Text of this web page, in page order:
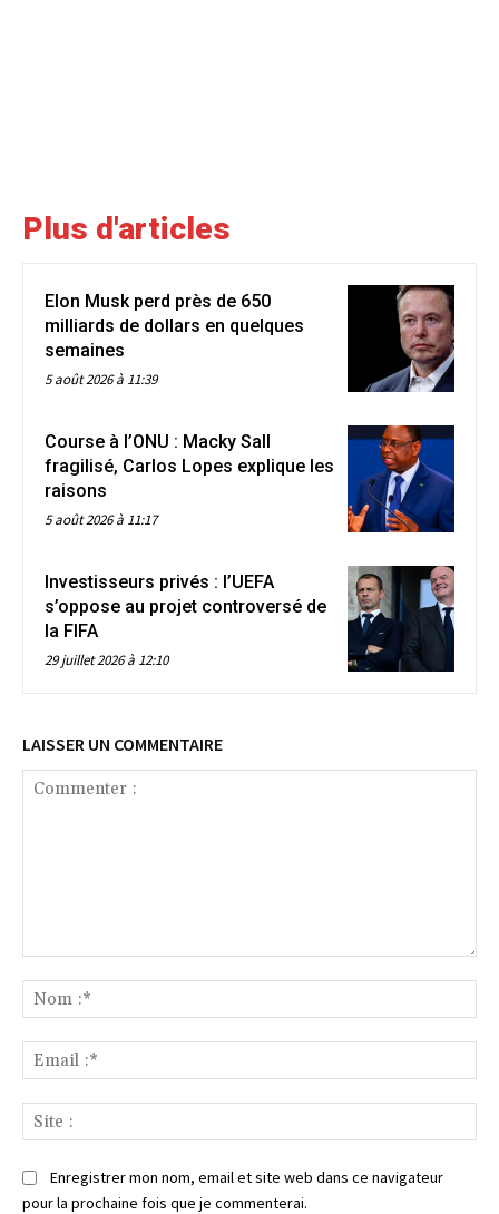
Plus d'articles
Elon Musk perd près de 650
milliards de dollars en quelques
semaines
5 août 2026 à 11:39
Course à l’ONU : Macky Sall
fragilisé, Carlos Lopes explique les
raisons
5 août 2026 à 11:17
Investisseurs privés : l’UEFA
s’oppose au projet controversé de
la FIFA
29 juillet 2026 à 12:10
LAISSER UN COMMENTAIRE
:*
:*
:
Enregistrer mon nom, email et site web dans ce navigateur
pour la prochaine fois que je commenterai.